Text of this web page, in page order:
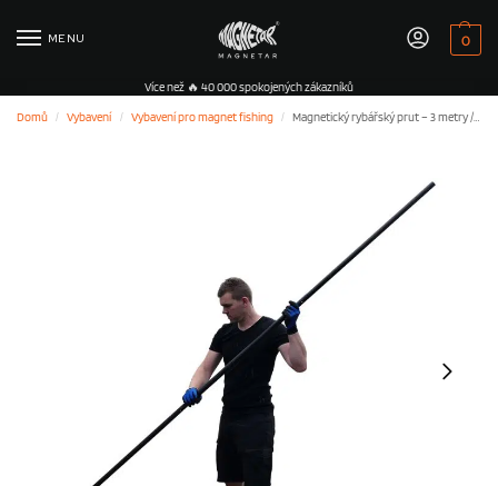
MENU 0
Více než 🔥 40 000 spokojených zákazníků
Domů
/ Vybavení / Vybavení pro magnet fishing / Magnetický rybářský prut – 3 metry / 10 stop